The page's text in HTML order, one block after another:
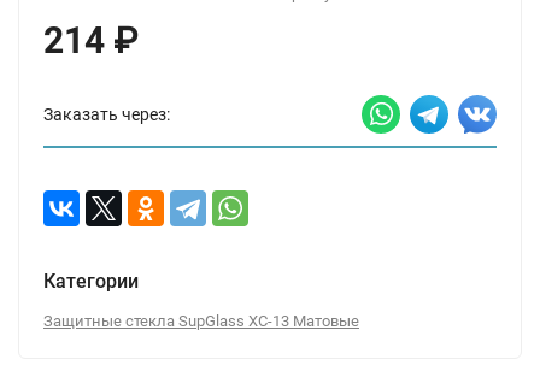
214 ₽
Заказать через:
Категории
Защитные стекла SupGlass XC-13 Матовые